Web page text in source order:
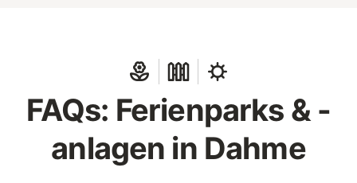
FAQs: Ferienparks & -
anlagen in Dahme